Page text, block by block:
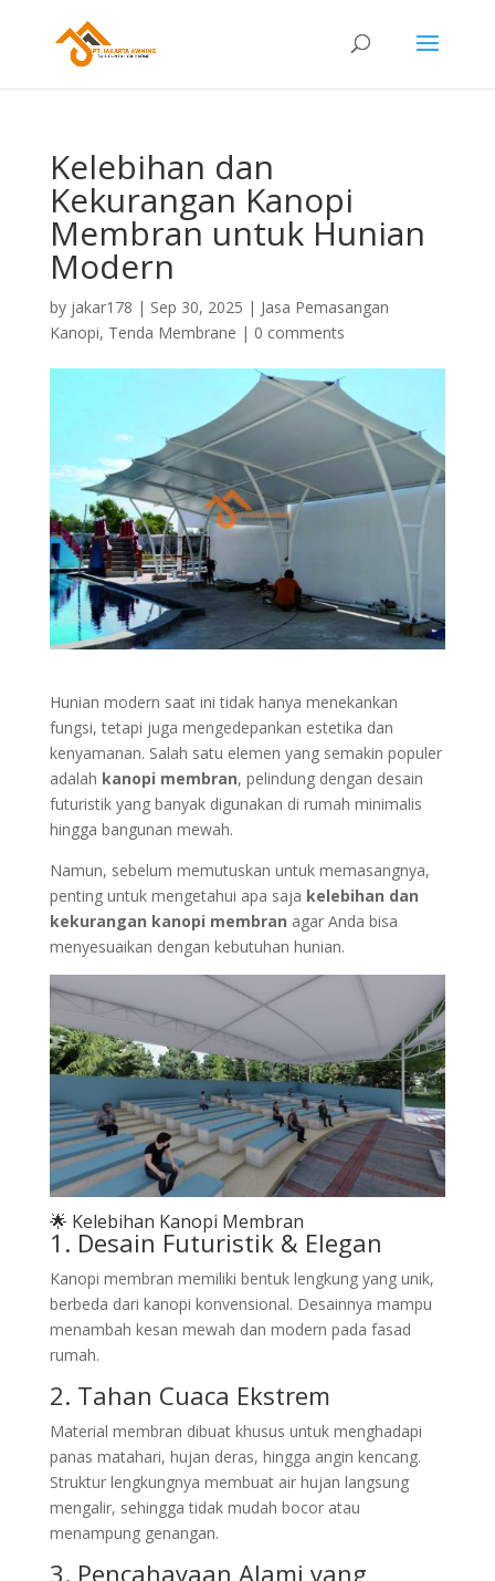
Kelebihan dan
Kekurangan Kanopi
Membran untuk Hunian
Modern
by jakar178 | Sep 30, 2025 | Jasa Pemasangan
Kanopi, Tenda Membrane | 0 comments
Hunian modern saat ini tidak hanya menekankan
fungsi, tetapi juga mengedepankan estetika dan
kenyamanan. Salah satu elemen yang semakin populer
adalah kanopi membran, pelindung dengan desain
futuristik yang banyak digunakan di rumah minimalis
hingga bangunan mewah.
Namun, sebelum memutuskan untuk memasangnya,
penting untuk mengetahui apa saja kelebihan dan
kekurangan kanopi membran agar Anda bisa
menyesuaikan dengan kebutuhan hunian.
🌟 Kelebihan Kanopi Membran
1. Desain Futuristik & Elegan
Kanopi membran memiliki bentuk lengkung yang unik,
berbeda dari kanopi konvensional. Desainnya mampu
menambah kesan mewah dan modern pada fasad
rumah.
2. Tahan Cuaca Ekstrem
Material membran dibuat khusus untuk menghadapi
panas matahari, hujan deras, hingga angin kencang.
Struktur lengkungnya membuat air hujan langsung
mengalir, sehingga tidak mudah bocor atau
menampung genangan.
3. Pencahayaan Alami yang